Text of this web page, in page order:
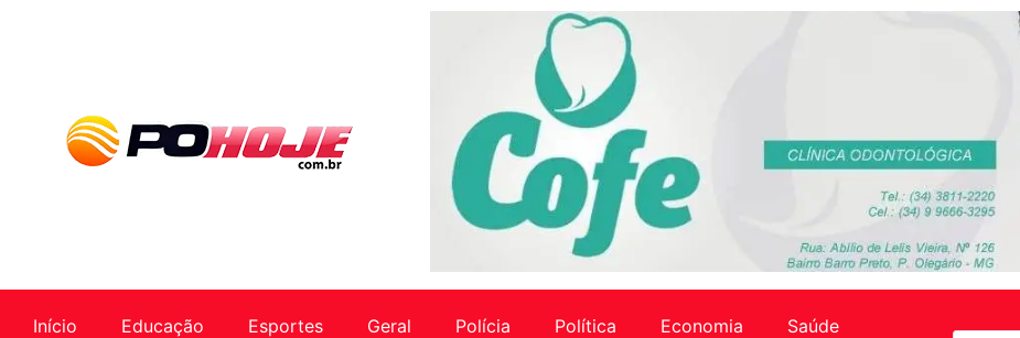
Início Educação Esportes Geral Polícia Política Economia Saúde